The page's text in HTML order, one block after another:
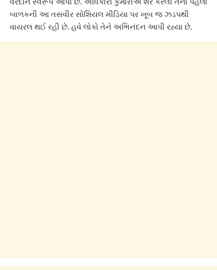
વરદાન સ્વરૂપે આપી છે. અધિકારી કુમારીએ શેર કરેલી તેના પહેલા
બાળકની આ તસવીર સોશિયલ મીડિયા પર ખૂબ જ ઝડપથી
વાયરલ થઈ રહી છે. હવે લોકો તેને અભિનંદન આપી રહ્યા છે.